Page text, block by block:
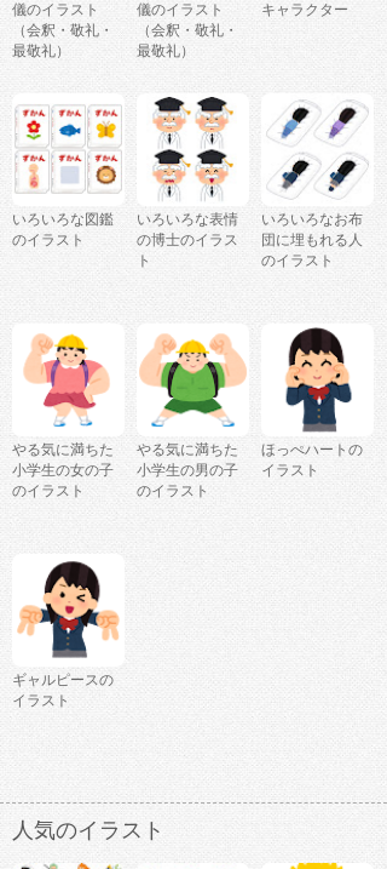
儀のイラスト
（会釈・敬礼・
最敬礼）
儀のイラスト
（会釈・敬礼・
最敬礼）
キャラクター
いろいろな図鑑
のイラスト
いろいろな表情
の博士のイラス
ト
いろいろなお布
団に埋もれる人
のイラスト
やる気に満ちた
小学生の女の子
のイラスト
やる気に満ちた
小学生の男の子
のイラスト
ほっぺハートの
イラスト
ギャルピースの
イラスト
人気のイラスト